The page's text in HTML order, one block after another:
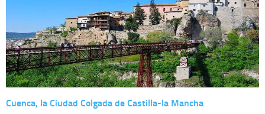
Cuenca, la Ciudad Colgada de Castilla-la Mancha